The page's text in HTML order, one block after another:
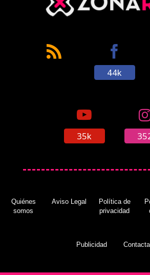
44k
35k
Quiénes
somos
Aviso Legal
Política de
privacidad
Publicidad